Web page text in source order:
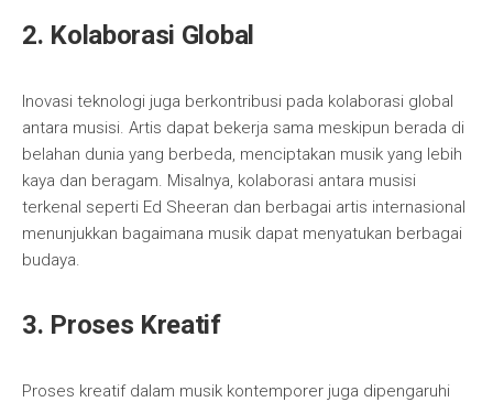
2. Kolaborasi Global
Inovasi teknologi juga berkontribusi pada kolaborasi global
antara musisi. Artis dapat bekerja sama meskipun berada di
belahan dunia yang berbeda, menciptakan musik yang lebih
kaya dan beragam. Misalnya, kolaborasi antara musisi
terkenal seperti Ed Sheeran dan berbagai artis internasional
menunjukkan bagaimana musik dapat menyatukan berbagai
budaya.
3. Proses Kreatif
Proses kreatif dalam musik kontemporer juga dipengaruhi